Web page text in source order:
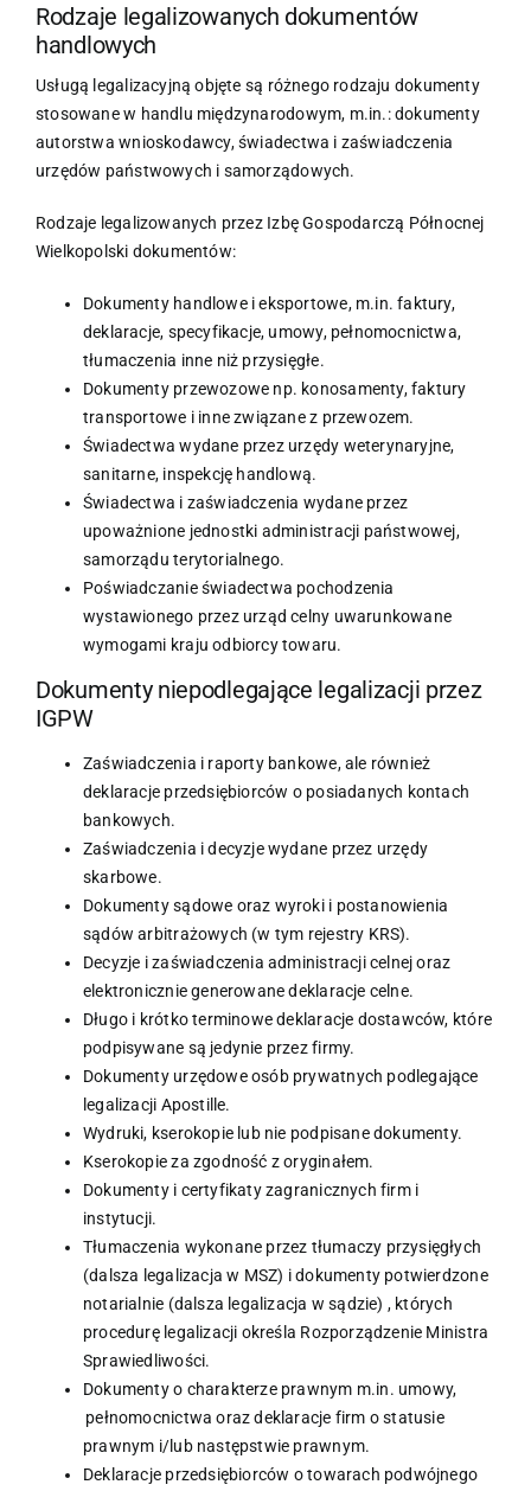
Rodzaje legalizowanych dokumentów
handlowych
Usługą legalizacyjną objęte są różnego rodzaju dokumenty
stosowane w handlu międzynarodowym, m.in.: dokumenty
autorstwa wnioskodawcy, świadectwa i zaświadczenia
urzędów państwowych i samorządowych.
Rodzaje legalizowanych przez Izbę Gospodarczą Północnej
Wielkopolski dokumentów:
Dokumenty handlowe i eksportowe, m.in. faktury,
deklaracje, specyfikacje, umowy, pełnomocnictwa,
tłumaczenia inne niż przysięgłe.
Dokumenty przewozowe np. konosamenty, faktury
transportowe i inne związane z przewozem.
Świadectwa wydane przez urzędy weterynaryjne,
sanitarne, inspekcję handlową.
Świadectwa i zaświadczenia wydane przez
upoważnione jednostki administracji państwowej,
samorządu terytorialnego.
Poświadczanie świadectwa pochodzenia
wystawionego przez urząd celny uwarunkowane
wymogami kraju odbiorcy towaru.
Dokumenty niepodlegające legalizacji przez
IGPW
Zaświadczenia i raporty bankowe, ale również
deklaracje przedsiębiorców o posiadanych kontach
bankowych.
Zaświadczenia i decyzje wydane przez urzędy
skarbowe.
Dokumenty sądowe oraz wyroki i postanowienia
sądów arbitrażowych (w tym rejestry KRS).
Decyzje i zaświadczenia administracji celnej oraz
elektronicznie generowane deklaracje celne.
Długo i krótko terminowe deklaracje dostawców, które
podpisywane są jedynie przez firmy.
Dokumenty urzędowe osób prywatnych podlegające
legalizacji Apostille.
Wydruki, kserokopie lub nie podpisane dokumenty.
Kserokopie za zgodność z oryginałem.
Dokumenty i certyfikaty zagranicznych firm i
instytucji.
Tłumaczenia wykonane przez tłumaczy przysięgłych
(dalsza legalizacja w MSZ) i dokumenty potwierdzone
notarialnie (dalsza legalizacja w sądzie) , których
procedurę legalizacji określa Rozporządzenie Ministra
Sprawiedliwości.
Dokumenty o charakterze prawnym m.in. umowy,
pełnomocnictwa oraz deklaracje firm o statusie
prawnym i/lub następstwie prawnym.
Deklaracje przedsiębiorców o towarach podwójnego